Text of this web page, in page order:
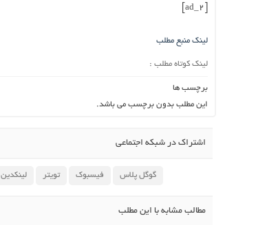
لینک منبع مطلب
لینک کوتاه مطلب :
برچسب ها
این مطلب بدون برچسب می باشد.
اشتراک در شبکه اجتماعی
گوگل پلاس فیسبوک تویتر لینکدین
مطالب مشابه با این مطلب